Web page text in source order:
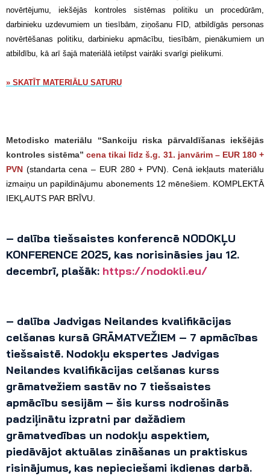
novērtējumu, iekšējās kontroles sistēmas politiku un procedūrām,
darbinieku uzdevumiem un tiesībām, ziņošanu FID, atbildīgās personas
novērtēšanas politiku, darbinieku apmācību, tiesībām, pienākumiem un
atbildību, kā arī šajā materiālā ietilpst vairāki svarīgi pielikumi.
» SKATĪT MATERIĀLU SATURU
Metodisko materiālu “Sankciju riska pārvaldīšanas iekšējās
kontroles sistēma”cena tikai līdz š.g. 31. janvārim– EUR 180+
PVN (standarta cena – EUR 280 + PVN). Cenā iekļauts materiālu
izmaiņu un papildinājumu abonements 12 mēnešiem. KOMPLEKTĀ
IEKĻAUTS PAR BRĪVU.
– dalība tiešsaistes konferencē NODOKĻU
KONFERENCE 2025, kas norisināsies jau 12.
decembrī, plašāk: https://nodokli.eu/
– dalība Jadvigas Neilandes kvalifikācijas
celšanas kursā GRĀMATVEŽIEM – 7 apmācības
tiešsaistē. Nodokļu ekspertes Jadvigas
Neilandes kvalifikācijas celšanas kurss
grāmatvežiem sastāv no 7 tiešsaistes
apmācību sesijām – šis kurss nodrošinās
padziļinātu izpratni par dažādiem
grāmatvedības un nodokļu aspektiem,
piedāvājot aktuālas zināšanas un praktiskus
risinājumus, kas nepieciešami ikdienas darbā.